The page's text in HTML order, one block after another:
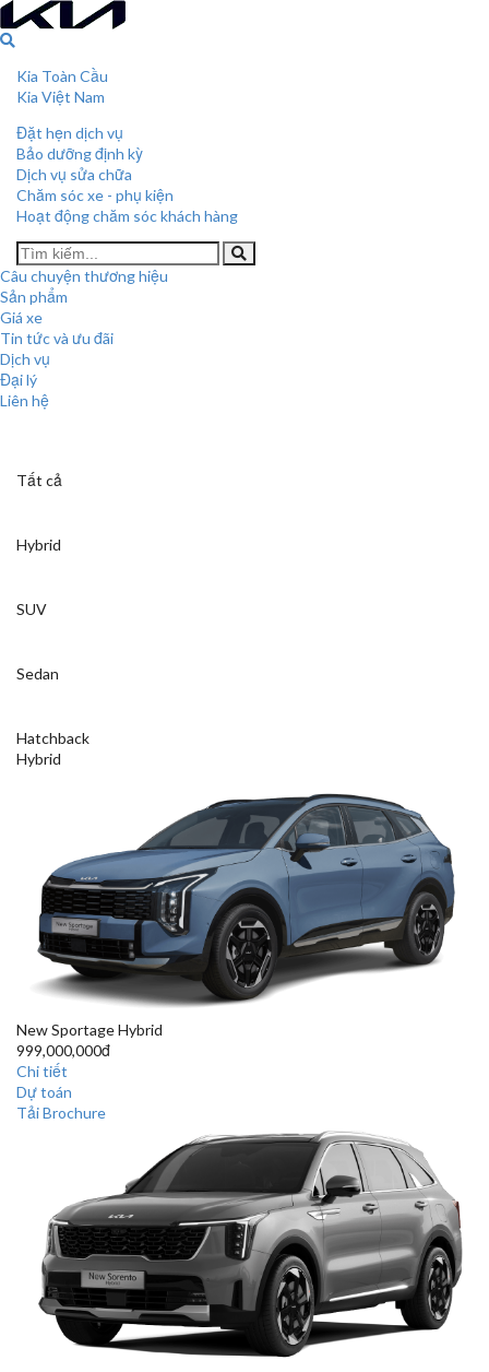
Kia Toàn Cầu
Kia Việt Nam
Đặt hẹn dịch vụ
Bảo dưỡng định kỳ
Dịch vụ sửa chữa
Chăm sóc xe - phụ kiện
Hoạt động chăm sóc khách hàng
Câu chuyện thương hiệu
Sản phẩm
Giá xe
Tin tức và ưu đãi
Dịch vụ
Đại lý
Liên hệ
Tất cả
Hybrid
SUV
Sedan
Hatchback
Hybrid
New Sportage Hybrid
999,000,000đ
Chi tiết
Dự toán
Tải Brochure